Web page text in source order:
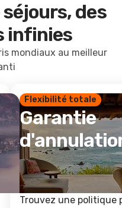
des
infinies
mondiaux au meilleur
Flexibilité totale
Garantie
Trouvez une politique